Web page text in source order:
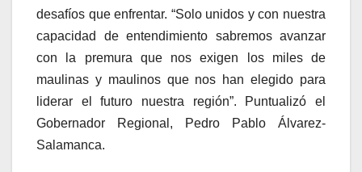
desafíos que enfrentar. “Solo unidos y con nuestra
capacidad de entendimiento sabremos avanzar
con la premura que nos exigen los miles de
maulinas y maulinos que nos han elegido para
liderar el futuro nuestra región”. Puntualizó el
Gobernador Regional, Pedro Pablo Álvarez-
Salamanca.